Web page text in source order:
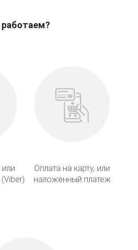
или
Оплата на карту, или
наложенный платеж